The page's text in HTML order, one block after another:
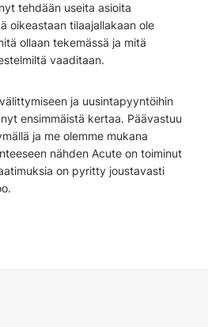
tehdään useita asioita
oikeastaan tilaajallakaan ole
ollaan tekemässä ja mitä
vaaditaan.
ja uusintapyyntöihin
ensimmäistä kertaa. Päävastuu
ja me olemme mukana
nähden Acute on toiminut
on pyritty joustavasti